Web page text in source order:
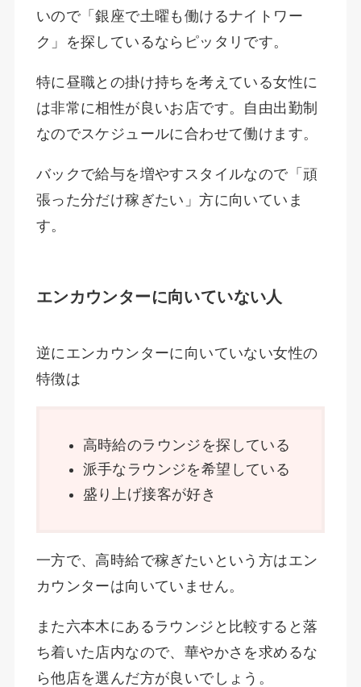
いので「銀座で土曜も働けるナイトワー
ク」を探しているならピッタリです。
特に昼職との掛け持ちを考えている女性に
は非常に相性が良いお店です。自由出勤制
なのでスケジュールに合わせて働けます。
バックで給与を増やすスタイルなので「頑
張った分だけ稼ぎたい」方に向いていま
す。
エンカウンターに向いていない人
逆にエンカウンターに向いていない女性の
特徴は
高時給のラウンジを探している
派手なラウンジを希望している
盛り上げ接客が好き
一方で、高時給で稼ぎたいという方はエン
カウンターは向いていません。
また六本木にあるラウンジと比較すると落
ち着いた店内なので、華やかさを求めるな
ら他店を選んだ方が良いでしょう。